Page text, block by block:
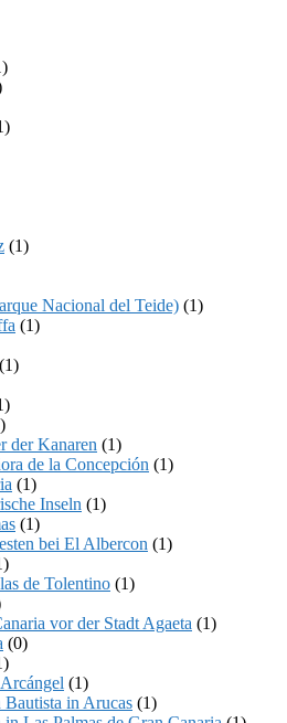
(1)
Nacional del Teide) (1)
(1)
(1)
der Kanaren (1)
de la Concepción (1)
(1)
Inseln (1)
(1)
bei El Albercon (1)
de Tolentino (1)
vor der Stadt Agaeta (1)
(0)
(1)
Bautista in Arucas (1)